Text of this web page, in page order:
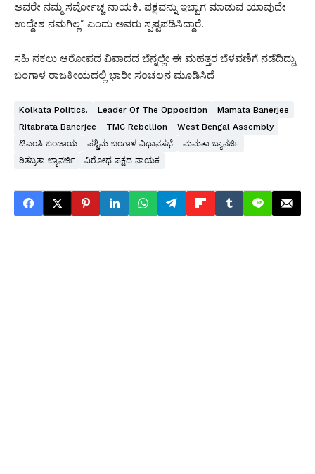
ಅವರೇ ನಮ್ಮ ಸರ್ವೋಚ್ಚ ನಾಯಕಿ. ಪಕ್ಷವನ್ನು ಇಬ್ಬಾಗ ಮಾಡುವ ಯಾವುದೇ
ಉದ್ದೇಶ ನಮಗಿಲ್ಲ” ಎಂದು ಅವರು ಸ್ಪಷ್ಟಪಡಿಸಿದ್ದಾರೆ.
ಸಹಿ ನಕಲು ಆರೋಪದ ವಿವಾದದ ಬೆನ್ನಲ್ಲೇ ಈ ಮಹತ್ತರ ಬೆಳವಣಿಗೆ ನಡೆದಿದ್ದು,
ಬಂಗಾಳ ರಾಜಕೀಯದಲ್ಲಿ ಭಾರೀ ಸಂಚಲನ ಮೂಡಿಸಿದೆ
Kolkata Politics. Leader Of The Opposition
Mamata Banerjee
Ritabrata Banerjee
TMC Rebellion
West Bengal Assembly
ಟಿಎಂಸಿ ಬಂಡಾಯ
ಪಶ್ಚಿಮ ಬಂಗಾಳ ವಿಧಾನಸಭೆ
ಮಮತಾ ಬ್ಯಾನರ್ಜಿ
ರಿತಬ್ರತಾ ಬ್ಯಾನರ್ಜಿ
ವಿರೋಧ ಪಕ್ಷದ ನಾಯಕ